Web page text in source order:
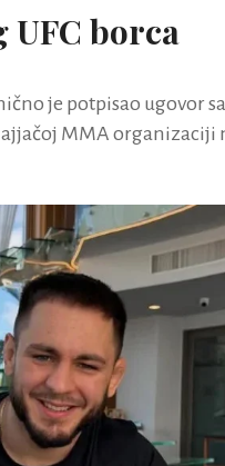
borca
je potpisao ugovor
MMA organizaciji